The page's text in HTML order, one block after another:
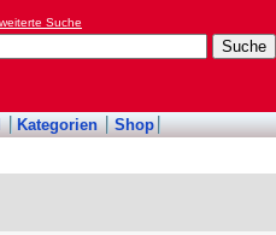
Suche
Kategorien Shop